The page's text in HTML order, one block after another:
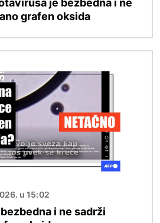
je bezbedna i ne
grafen oksida
u 15:02
i ne sadrži